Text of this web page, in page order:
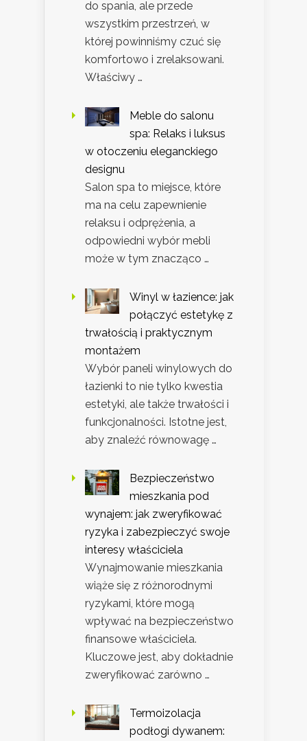
do spania, ale przede
wszystkim przestrzeń, w
której powinniśmy czuć się
komfortowo i zrelaksowani.
Właściwy …
Meble do salonu
spa: Relaks i luksus
w otoczeniu eleganckiego
designu
Salon spa to miejsce, które
ma na celu zapewnienie
relaksu i odprężenia, a
odpowiedni wybór mebli
może w tym znacząco …
Winyl w łazience: jak
połączyć estetykę z
trwałością i praktycznym
montażem
Wybór paneli winylowych do
łazienki to nie tylko kwestia
estetyki, ale także trwałości i
funkcjonalności. Istotne jest,
aby znaleźć równowagę …
Bezpieczeństwo
mieszkania pod
wynajem: jak zweryfikować
ryzyka i zabezpieczyć swoje
interesy właściciela
Wynajmowanie mieszkania
wiąże się z różnorodnymi
ryzykami, które mogą
wpływać na bezpieczeństwo
finansowe właściciela.
Kluczowe jest, aby dokładnie
zweryfikować zarówno …
Termoizolacja
podłogi dywanem: